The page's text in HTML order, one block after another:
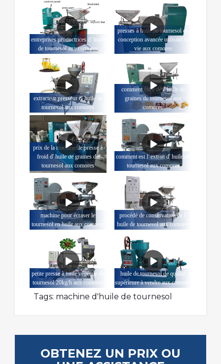
entreprises productrices d' huile
de tournesol aux comores
presses à huile de tournesol de
conception avancée utilisant la
vie aux comores
extracteur presseur d' huile de
tournesol aux comores
comment faire de l' huile de
graines de tournesol aux
comores
prix de la machine de presse à
froid d' huile de graines de
tournesol aux comores
comment est l' extrait d' huile de
tournesol aux comores
machine pour écraser le
tournesol en huile aux comores
procédé de conservation de l'
huile de tournesol aux comores
petite presse à huile végétale de
tournesol 20kg/h aux comores
huile de tournesol de qualité
supérieure à vendre aux comores
Tags: machine d'huile de tournesol
OBTENEZ UN PRIX OU